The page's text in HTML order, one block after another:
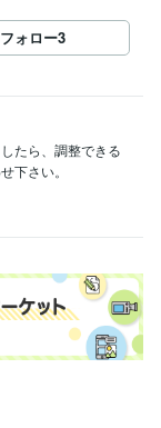
フォロー3
たら、調整できる
下さい。